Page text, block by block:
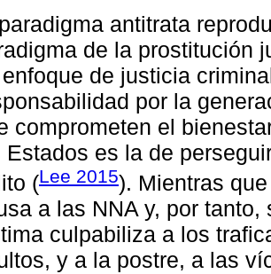
antitrata
de la prostitución
de justicia
por la
comprometen el
Estados es la de
(Lee 2015). Mientras
a las NNA y, por
culpabiliza a los
y a la postre, a las